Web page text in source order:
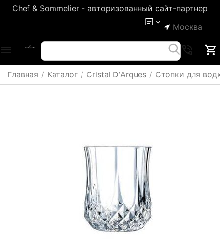
Chef & Sommelier - авторизованный сайт-партнер
Москва
Главная / Каталог / Cristal D'Arques / Стопки для